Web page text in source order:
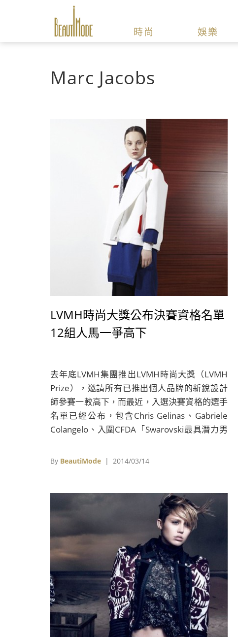
時尚 娛樂
Marc Jacobs
LVMH時尚大獎公布決賽資格名單
12組人馬一爭高下
去年底LVMH集團推出LVMH時尚大獎（LVMH
Prize），邀請所有已推出個人品牌的新銳設計
師參賽一較高下，而最近，入選決賽資格的選手
名單已經公布，包含Chris Gelinas、Gabriele
Colangelo、入圍CFDA「Swarovski最具潛力男
Oliver以及同樣入圍CFDA同項目的Tim
Tait、Tillmann Lauterbach、Simone Rocha、
Suno的設計師Erin Beatty和Max Osterweis、
Vika Gazinskaya還有Atto的設計師Julien
Dossena等12組人馬，將在今年5月28日時，接
受最終評審，優勝者將能獲得LVMH集團提供的
30萬歐元獎金此外，從頒獎日開始算起，集團還
將會提供為期一年的技術指導和額外的財務支
持，技術指導內容包羅萬象，包含智財權、採
購、生產和經銷、品牌形象
By BeautiMode | 2014/03/14